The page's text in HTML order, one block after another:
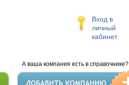
Вход в
личный
кабинет
А ваша компания есть в справочнике?